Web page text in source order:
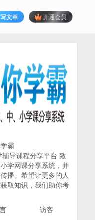
写文章 开通会员
2025-2026七八九
《浙大优辅》数学公
导引（小学+初中+高
）PDF
前 502人已阅读
版/年龄阶段分类）
导课程分享平台 致
学网课分享系统，并
播。希望让更多的人
取知识，我们助你考
言 访客